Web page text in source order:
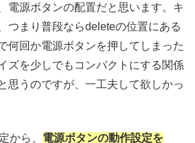
電源ボタンの配置だと思います。キ
つまり普段ならdeleteの位置にある
何回か電源ボタンを押してしまった
ズを少しでもコンパクトにする関係
思うのですが、一工夫して欲しかっ
から、 電源ボタンの動作設定を